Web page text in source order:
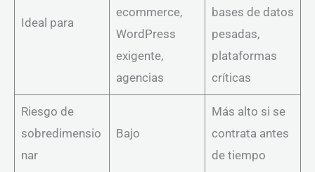
Ideal para
ecommerce,
WordPress
exigente,
agencias
bases de datos
pesadas,
plataformas
críticas
Riesgo de
sobredimensio
nar
Bajo
Más alto si se
contrata antes
de tiempo